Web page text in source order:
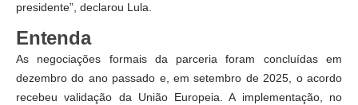
presidente”, declarou Lula.
Entenda
As negociações formais da parceria foram concluídas em
dezembro do ano passado e, em setembro de 2025, o acordo
recebeu validação da União Europeia. A implementação, no